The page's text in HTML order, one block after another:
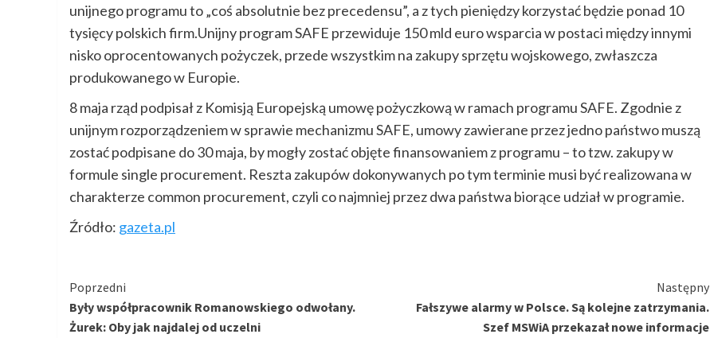
unijnego programu to „coś absolutnie bez precedensu”, a z tych pieniędzy korzystać będzie ponad 10
tysięcy polskich firm.Unijny program SAFE przewiduje 150 mld euro wsparcia w postaci między innymi
nisko oprocentowanych pożyczek, przede wszystkim na zakupy sprzętu wojskowego, zwłaszcza
produkowanego w Europie.
8 maja rząd podpisał z Komisją Europejską umowę pożyczkową w ramach programu SAFE. Zgodnie z
unijnym rozporządzeniem w sprawie mechanizmu SAFE, umowy zawierane przez jedno państwo muszą
zostać podpisane do 30 maja, by mogły zostać objęte finansowaniem z programu – to tzw. zakupy w
formule single procurement. Reszta zakupów dokonywanych po tym terminie musi być realizowana w
charakterze common procurement, czyli co najmniej przez dwa państwa biorące udział w programie.
Źródło: gazeta.pl
Kontynuuj
czytanie
Poprzedni
Były współpracownik Romanowskiego odwołany.
Żurek: Oby jak najdalej od uczelni
Następny
Fałszywe alarmy w Polsce. Są kolejne zatrzymania.
Szef MSWiA przekazał nowe informacje